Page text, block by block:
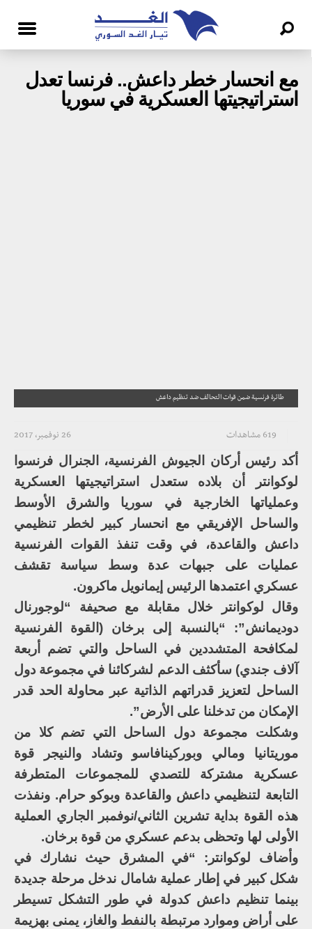
مع انحسار خطر داعش.. فرنسا تعدل
استراتيجيتها العسكرية في سوريا
طائرة فرنسية ضمن قوات التحالف ضد تنظيم داعش
26 نوفمبر، 2017 619 مشاهدات
أكد رئيس أركان الجيوش الفرنسية، الجنرال فرنسوا
لوكوانتر أن بلاده ستعدل استراتيجيتها العسكرية
وعملياتها الخارجية في سوريا والشرق الأوسط
والساحل الإفريقي مع انحسار كبير لخطر تنظيمي
داعش والقاعدة، في وقت تنفذ القوات الفرنسية
عمليات على جبهات عدة وسط سياسة تقشف
عسكري اعتمدها الرئيس إيمانويل ماكرون.
وقال لوكوانتر خلال مقابلة مع صحيفة “لوجورنال
دوديمانش”: “بالنسبة إلى برخان (القوة الفرنسية
لمكافحة المتشددين في الساحل والتي تضم أربعة
آلاف جندي) سأكثف الدعم لشركائنا في مجموعة دول
الساحل لتعزيز قدراتهم الذاتية عبر محاولة الحد قدر
الإمكان من تدخلنا على الأرض”.
وشكلت مجموعة دول الساحل التي تضم كلا من
موريتانيا ومالي وبوركينافاسو وتشاد والنيجر قوة
عسكرية مشتركة للتصدي للمجموعات المتطرفة
التابعة لتنظيمي داعش والقاعدة وبوكو حرام. ونفذت
هذه القوة بداية تشرين الثاني/نوفمبر الجاري العملية
الأولى لها وتحظى بدعم عسكري من قوة برخان.
وأضاف لوكوانتر: “في المشرق حيث نشارك في
شكل كبير في إطار عملية شامال ندخل مرحلة جديدة
بينما تنظيم داعش كدولة في طور التشكل تسيطر
على أراض وموارد مرتبطة بالنفط والغاز، يمنى بهزيمة